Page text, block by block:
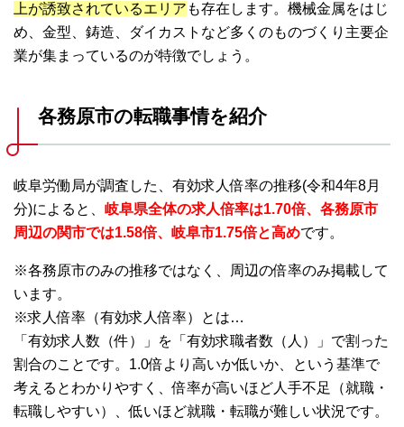
上が誘致されているエリア も存在します。機械金属をはじ
め、金型、鋳造、ダイカストなど多くのものづくり主要企
業が集まっているのが特徴でしょう。
各務原市の転職事情を紹介
岐阜労働局が調査した、有効求人倍率の推移(令和4年8月
分)によると、 岐阜県全体の求人倍率は1.70倍、各務原市
周辺の関市では1.58倍、岐阜市1.75倍と高めです。
※各務原市のみの推移ではなく、周辺の倍率のみ掲載して
います。
※求人倍率（有効求人倍率）とは…
「有効求人数（件）」を「有効求職者数（人）」で割った
割合のことです。1.0倍より高いか低いか、という基準で
考えるとわかりやすく、倍率が高いほど人手不足（就職・
転職しやすい）、低いほど就職・転職が難しい状況です。